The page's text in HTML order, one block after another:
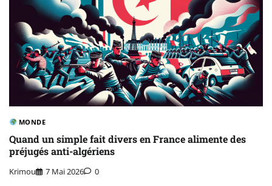
MONDE
Quand un simple fait divers en France alimente des
préjugés anti-algériens
Krimou 7 Mai 2026 0